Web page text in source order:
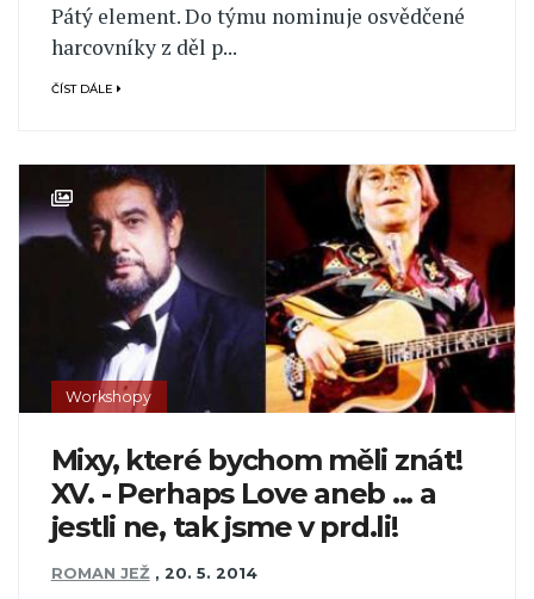
Pátý element. Do týmu nominuje osvědčené
harcovníky z děl p...
ČÍST DÁLE
Workshopy
Mixy, které bychom měli znát!
XV. - Perhaps Love aneb ... a
jestli ne, tak jsme v prd.li!
ROMAN JEŽ , 20. 5. 2014